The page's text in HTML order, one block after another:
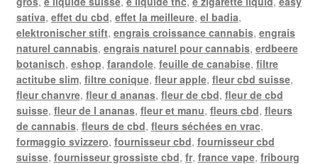
sativa, effet du cbd, effet la meilleure, el badia,
elektronischer stift, engrais croissance cannabis, engrais
naturel cannabis, engrais naturel pour cannabis, erdbeere
botanisch, eshop, farandole, feuille de canabise, filtre
actitube slim, filtre conique, fleur apple, fleur cbd suisse,
fleur chanvre, fleur d ananas, fleur de cbd, fleur de cbd
suisse, fleur de l ananas, fleur et manu, fleurs cbd, fleurs
de cannabis, fleurs de cbd, fleurs séchées en vrac,
formaggio svizzero, fournisseur cbd, fournisseur cbd
suisse, fournisseur grossiste cbd, fr, france vape, fribourg